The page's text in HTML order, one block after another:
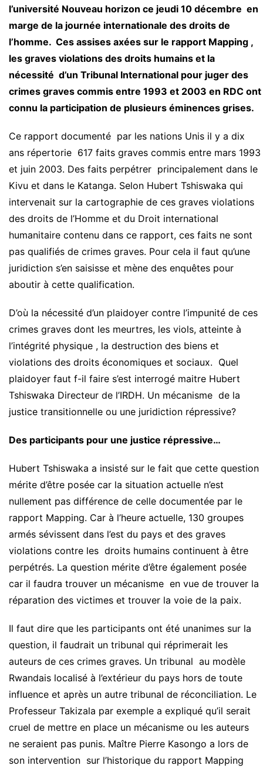
l’université Nouveau horizon ce jeudi 10 décembre en
marge de la journée internationale des droits de
l’homme. Ces assises axées sur le rapport Mapping ,
les graves violations des droits humains et la
nécessité d’un Tribunal International pour juger des
crimes graves commis entre 1993 et 2003 en RDC ont
connu la participation de plusieurs éminences grises.
Ce rapport documenté par les nations Unis il y a dix
ans répertorie 617 faits graves commis entre mars 1993
et juin 2003. Des faits perpétrer principalement dans le
Kivu et dans le Katanga. Selon Hubert Tshiswaka qui
intervenait sur la cartographie de ces graves violations
des droits de l’Homme et du Droit international
humanitaire contenu dans ce rapport, ces faits ne sont
pas qualifiés de crimes graves. Pour cela il faut qu’une
juridiction s’en saisisse et mène des enquêtes pour
aboutir à cette qualification.
D’où la nécessité d’un plaidoyer contre l’impunité de ces
crimes graves dont les meurtres, les viols, atteinte à
l’intégrité physique , la destruction des biens et
violations des droits économiques et sociaux. Quel
plaidoyer faut f-il faire s’est interrogé maitre Hubert
Tshiswaka Directeur de l’IRDH. Un mécanisme de la
justice transitionnelle ou une juridiction répressive?
Des participants pour une justice répressive…
Hubert Tshiswaka a insisté sur le fait que cette question
mérite d’être posée car la situation actuelle n’est
nullement pas différence de celle documentée par le
rapport Mapping. Car à l’heure actuelle, 130 groupes
armés sévissent dans l’est du pays et des graves
violations contre les droits humains continuent à être
perpétrés. La question mérite d’être également posée
car il faudra trouver un mécanisme en vue de trouver la
réparation des victimes et trouver la voie de la paix.
Il faut dire que les participants ont été unanimes sur la
question, il faudrait un tribunal qui réprimerait les
auteurs de ces crimes graves. Un tribunal au modèle
Rwandais localisé à l’extérieur du pays hors de toute
influence et après un autre tribunal de réconciliation. Le
Professeur Takizala par exemple a expliqué qu’il serait
cruel de mettre en place un mécanisme ou les auteurs
ne seraient pas punis. Maître Pierre Kasongo a lors de
son intervention sur l’historique du rapport Mapping